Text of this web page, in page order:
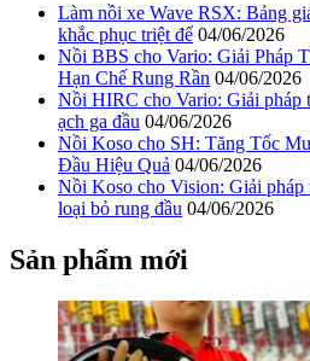
Làm nồi xe Wave RSX: Bảng
khắc phục triệt để 04/06/2026
Nồi BBS cho Vario: Giải Pháp
Hạn Chế Rung Rần 04/06/2026
Nồi HIRC cho Vario: Giải pháp
ạch ga đầu 04/06/2026
Nồi Koso cho SH: Tăng Tốc
Đầu Hiệu Quả 04/06/2026
Nồi Koso cho Vision: Giải pháp
loại bỏ rung đầu 04/06/2026
Sản phẩm mới